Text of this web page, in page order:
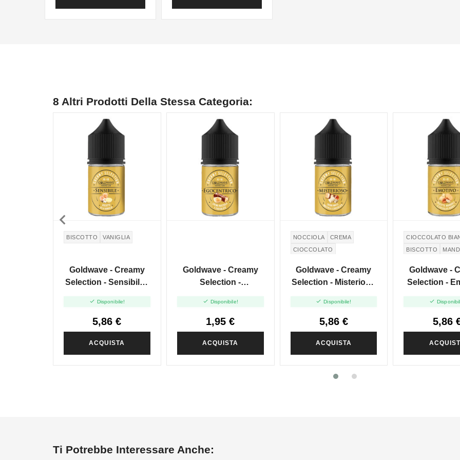
8 Altri Prodotti Della Stessa Categoria:
BISCOTTO VANIGLIA
Goldwave - Creamy
Selection - Sensibile -
 Disponibile!
5,86 €
ACQUISTA
Goldwave - Creamy
Selection -
Shot 10+10
 Disponibile!
1,95 €
ACQUISTA
NOCCIOLA
CREMA
CIOCCOLATO
Goldwave - Creamy
Selection - Misterioso
 Disponibile!
5,86 €
ACQUISTA
CIOCCOLATO
BISCOTTO
Goldwave -
Selection -

5,86

Ti Potrebbe Interessare Anche: